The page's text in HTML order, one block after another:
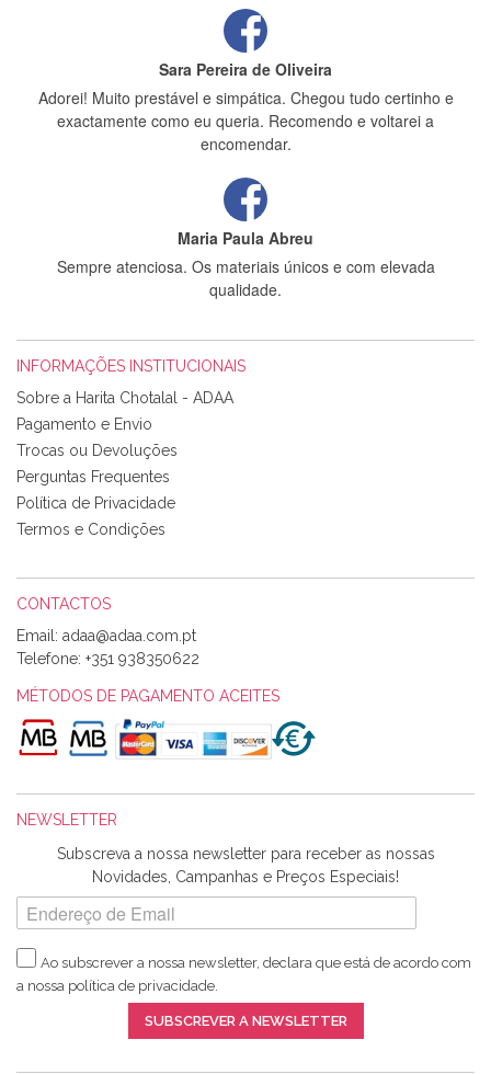
Sara Pereira de Oliveira
Adorei! Muito prestável e simpática. Chegou tudo certinho e
exactamente como eu queria. Recomendo e voltarei a
encomendar.
Maria Paula Abreu
Sempre atenciosa. Os materiais únicos e com elevada
qualidade.
Tudo chegou em condições, pois os produtos vieram muito
bem acondicionados. Estou plenamente satisfeita com os
produtos adquiridos. Relativamente à bolsa, tem um tecido
com um padrão e cores muito bonitas e a execução está
perfeitíssima. Futuramente penso voltar a comprar na vossa
loja, têm excelentes artigos a um preço muito justo. A
Alexandra Morais
Olá boa Noite. Os meus tecidos chegaram hoje. Muito
obrigada pelo miminho que dá um jeitaço pras minhas linhas
de bordar e não sei o que pões nos tecidos, mas que cheiram
maravilhosamente ... cheiram! :) Muito Obrigada.
Harita a minha encomenda já chegou. :) Muito obrigada pela
rapidez no envio, pela qualidade dos materiais que me
enviaste e pela simpatia de sempre. :)
Catarina Amaro
5 estrelas. Gosto muito do serviço. A Harita Chotalal é muito
INFORMAÇÕES INSTITUCIONAIS
Sobre a Harita Chotalal - ADAA
Pagamento e Envio
Trocas ou Devoluções
Perguntas Frequentes
Política de Privacidade
Termos e Condições
CONTACTOS
Email:
Telefone: +351 938350622
MÉTODOS DE PAGAMENTO ACEITES
NEWSLETTER
Subscreva a nossa newsletter para receber as nossas
Novidades, Campanhas e Preços Especiais!
Ao subscrever a nossa newsletter, declara que está de acordo com
a nossa política de privacidade.
SUBSCREVER A NEWSLETTER